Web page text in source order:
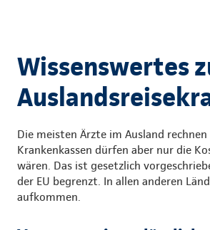
Wissenswertes
Die meisten Ärzte im Ausland
Krankenkassen dürfen aber nur die
wären. Das ist gesetzlich
der EU begrenzt. In allen anderen
aufkommen.